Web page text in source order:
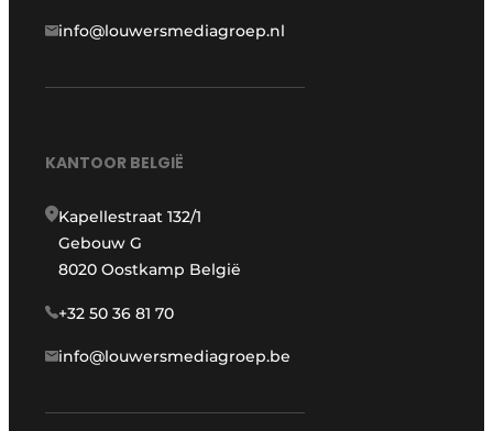
info@louwersmediagroep.nl
KANTOOR BELGIË
Kapellestraat 132/1
Gebouw G
8020 Oostkamp België
+32 50 36 81 70
info@louwersmediagroep.be